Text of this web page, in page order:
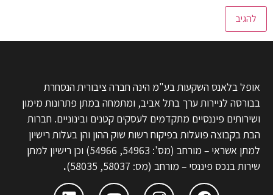
אופל בלאנס השקעות בע"מ הינה חברה ציבורית הנסחרת
בבורסה לניירות ערך בתל אביב, ומתמחה במתן פתרונות מימון
ושירותים פיננסיים מתקדמים לעסקים קטנים ובינוניים. חברות
הבת בקבוצה פועלות בפיקוח רשות שוק ההון והן בעלות רישיון
למתן אשראי – מורחב (מס': 54963, 54966) וכן רישיון למתן
שירות בנכס פיננסי – מורחב (מס: 58037, 58035)
.